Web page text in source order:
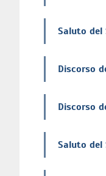
Saluto del
Discorso
Discorso
Saluto del